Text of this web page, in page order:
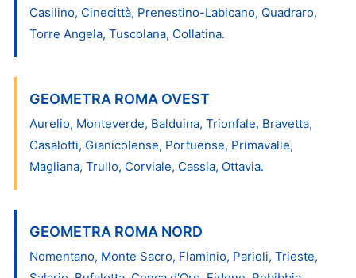
Casilino, Cinecittà, Prenestino-Labicano, Quadraro,
Torre Angela, Tuscolana, Collatina.
GEOMETRA ROMA OVEST
Aurelio, Monteverde, Balduina, Trionfale, Bravetta,
Casalotti, Gianicolense, Portuense, Primavalle,
Magliana, Trullo, Corviale, Cassia, Ottavia.
GEOMETRA ROMA NORD
Nomentano, Monte Sacro, Flaminio, Parioli, Trieste,